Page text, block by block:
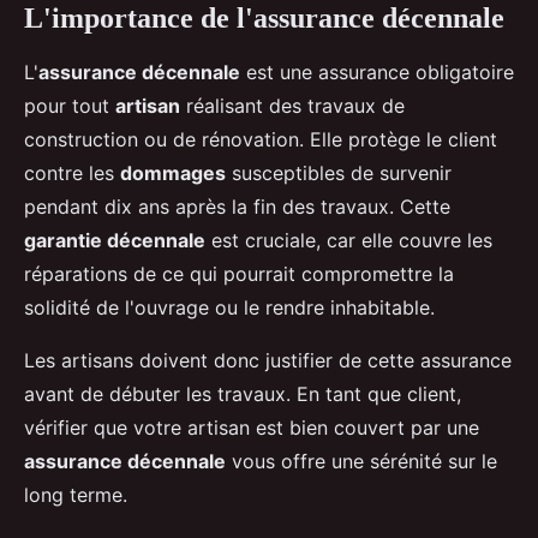
L'importance de l'assurance décennale
L'assurance décennale est une assurance obligatoire
pour tout artisan réalisant des travaux de
construction ou de rénovation. Elle protège le client
contre les dommages susceptibles de survenir
pendant dix ans après la fin des travaux. Cette
garantie décennale est cruciale, car elle couvre les
réparations de ce qui pourrait compromettre la
solidité de l'ouvrage ou le rendre inhabitable.
Les artisans doivent donc justifier de cette assurance
avant de débuter les travaux. En tant que client,
vérifier que votre artisan est bien couvert par une
assurance décennale vous offre une sérénité sur le
long terme.